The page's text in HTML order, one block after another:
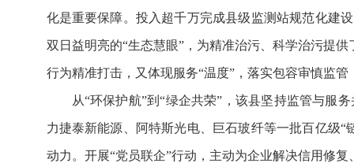
化是重要保障。投入超千万完成县级监测站规范化建
双日益明亮的“生态慧眼”，为精准治污、科学治污提
行为精准打击，又体现服务“温度”，落实包容审慎监
从“环保护航”到“绿企共荣”，该县坚持监管与服
力捷泰新能源、阿特斯光电、巨石玻纤等一批百亿级
动力。开展“党员联企”行动，主动为企业解决信用修